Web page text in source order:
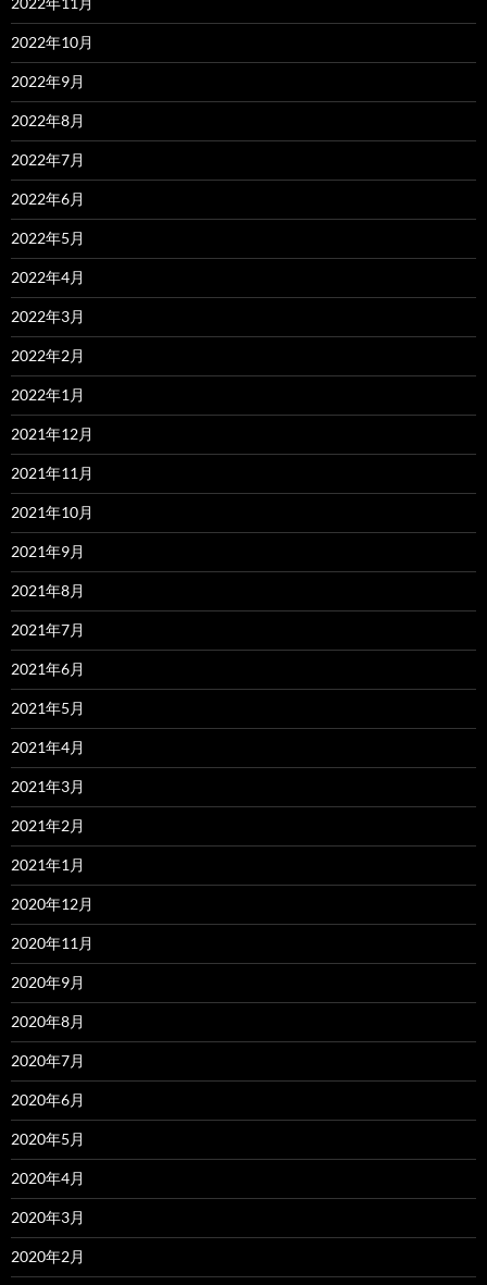
2022年10月
2022年9月
2022年8月
2022年7月
2022年6月
2022年5月
2022年4月
2022年3月
2022年2月
2022年1月
2021年12月
2021年11月
2021年10月
2021年9月
2021年8月
2021年7月
2021年6月
2021年5月
2021年4月
2021年3月
2021年2月
2021年1月
2020年12月
2020年11月
2020年9月
2020年8月
2020年7月
2020年6月
2020年5月
2020年4月
2020年3月
2020年2月